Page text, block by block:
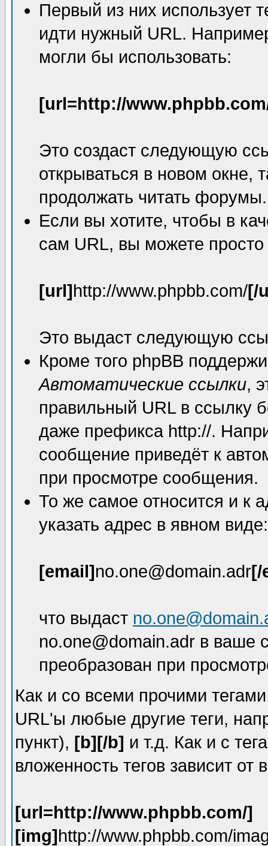
Первый из них использует
идти нужный URL.
могли бы использовать:
[url=http://
Это создаст следующую
открываться в новом окне,
продолжать читать форумы.
Если вы хотите, чтобы в
сам URL, вы можете
[url]http://www.phpbb.com/[/
Это выдаст следующую
Кроме того phpBB
Автоматические ссылки,
правильный URL в ссылку
даже префикса http://.
сообщение приведёт к
при просмотре сообщения.
То же самое относится и к
указать адрес в явном виде:
[email]no.one@domain.adr[/
что выдаст
no.one@domain.adr в ваше
преобразован при
Как и со всеми прочими
URL'ы любые другие теги,
пункт), [b][/b] и т.д. Как и с
вложенность тегов зависит от
[url=http://www.phpbb.com/]
[img]http://www.phpbb.com/